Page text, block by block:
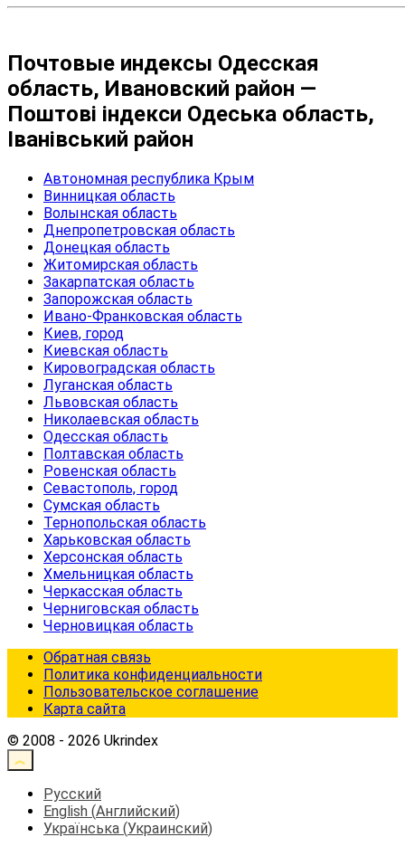
Почтовые индексы Одесская
область, Ивановский район —
Поштові індекси Одеська область,
Іванівський район
Автономная республика Крым
Винницкая область
Волынская область
Днепропетровская область
Донецкая область
Житомирская область
Закарпатская область
Запорожская область
Ивано-Франковская область
Киев, город
Киевская область
Кировоградская область
Луганская область
Львовская область
Николаевская область
Одесская область
Полтавская область
Ровенская область
Севастополь, город
Сумская область
Тернопольская область
Харьковская область
Херсонская область
Хмельницкая область
Черкасская область
Черниговская область
Черновицкая область
Обратная связь
Политика конфиденциальности
Пользовательское соглашение
Карта сайта
© 2008 - 2026 Ukrindex
Русский
English (Английский)
Українська (Украинский)